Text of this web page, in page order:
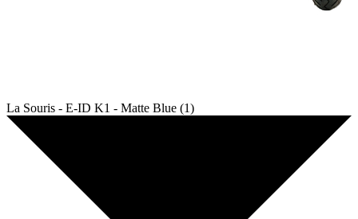
La Souris - E-ID K1 - Matte Blue (1)